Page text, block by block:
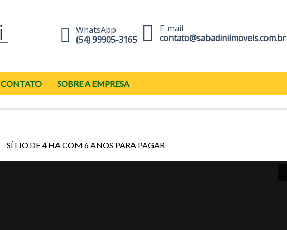
WhatsApp
(54) 99905-3165
E-mail
contato@sabadiniimoveis.com.br
CONTATO SOBRE A EMPRESA
SÍTIO DE 4 HA COM 6 ANOS PARA PAGAR